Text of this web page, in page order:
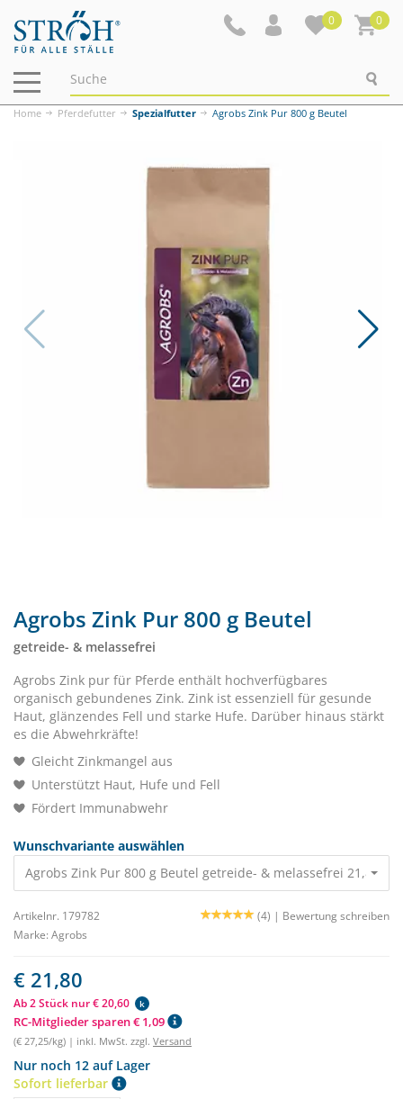
0 0
Navigation
ein-/ausblenden
Home Pferdefutter Spezialfutter Agrobs Zink Pur 800 g Beutel
Agrobs Zink Pur 800 g Beutel
getreide- & melassefrei
Agrobs Zink pur für Pferde enthält hochverfügbares
organisch gebundenes Zink. Zink ist essenziell für gesunde
Haut, glänzendes Fell und starke Hufe. Darüber hinaus stärkt
es die Abwehrkräfte!
Gleicht Zinkmangel aus
Unterstützt Haut, Hufe und Fell
Fördert Immunabwehr
Wunschvariante auswählen
Agrobs Zink Pur 800 g Beutel getreide- & melassefrei 21,80 €
Artikelnr. 179782 (4) | Bewertung schreiben
Marke: Agrobs
€ 21,80
Ab 2 Stück nur € 20,60 k
RC-Mitglieder sparen € 1,09
(€ 27,25/kg) | inkl. MwSt. zzgl. Versand
Nur noch 12 auf Lager
Sofort lieferbar